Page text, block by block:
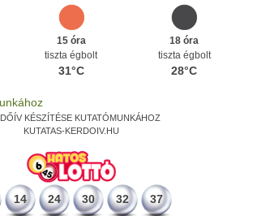
15 óra
tiszta égbolt
31°C
18 óra
tiszta égbolt
28°C
KÉSZÍTÉSE KUTATÓMUNKÁHOZ
KUTATAS-KERDOIV.HU
14 24 30 32 37